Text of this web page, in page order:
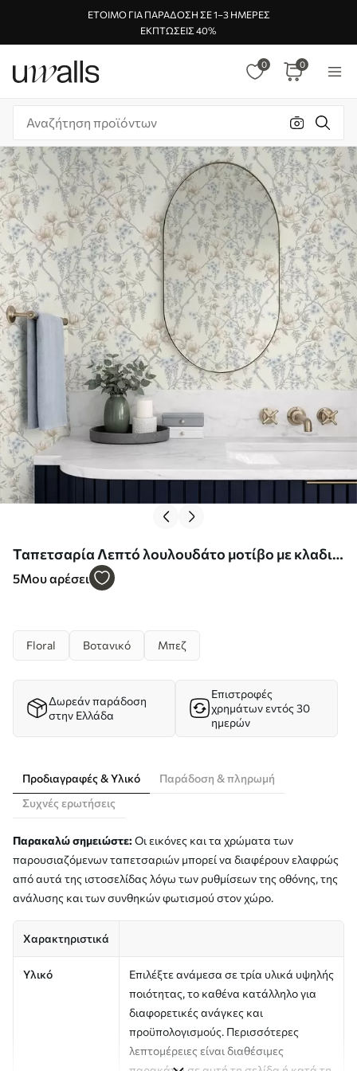
ΈΤΟΙΜΟ ΓΙΑ ΠΑΡΆΔΟΣΗ ΣΕ 1–3 ΗΜΈΡΕΣ
ΕΚΠΤΏΣΕΙΣ 40%
0 0
Ταπετσαρία Λεπτό λουλουδάτο μοτίβο με κλαδιά
και λουλούδια Nr. a01159
5Μου αρέσει
Floral Βοτανικό Μπεζ
Δωρεάν παράδοση
στην Ελλάδα
Επιστροφές
χρημάτων εντός 30
ημερών
Προδιαγραφές & Υλικό
Παράδοση & πληρωμή
Συχνές ερωτήσεις
Παρακαλώ σημειώστε: Οι εικόνες και τα χρώματα των
παρουσιαζόμενων ταπετσαριών μπορεί να διαφέρουν ελαφρώς
από αυτά της ιστοσελίδας λόγω των ρυθμίσεων της οθόνης, της
ανάλυσης και των συνθηκών φωτισμού στον χώρο.
Χαρακτηριστικά
Υλικό
Επιλέξτε ανάμεσα σε τρία υλικά υψηλής
ποιότητας, το καθένα κατάλληλο για
διαφορετικές ανάγκες και
προϋπολογισμούς. Περισσότερες
λεπτομέρειες είναι διαθέσιμες